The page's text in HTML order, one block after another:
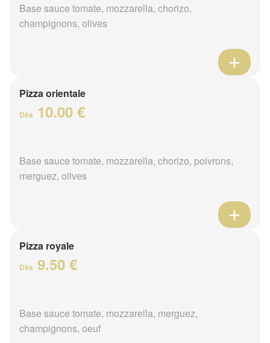
Base sauce tomate, mozzarella, chorizo,
champignons, olives
Pizza orientale
Dès 10.00 €
Base sauce tomate, mozzarella, chorizo, poivrons,
merguez, olives
Pizza royale
Dès 9.50 €
Base sauce tomate, mozzarella, merguez,
champignons, oeuf